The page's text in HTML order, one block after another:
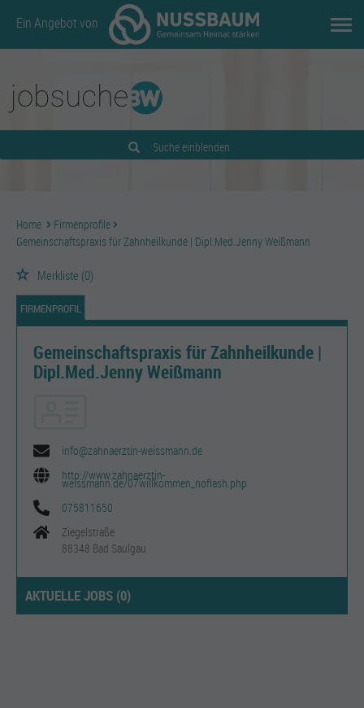
Ein Angebot von
Suche einblenden
Home
Firmenprofile
Gemeinschaftspraxis für Zahnheilkunde | Dipl.Med.Jenny Weißmann
Merkliste (0)
FIRMENPROFIL
Gemeinschaftspraxis für Zahnheilkunde |
Dipl.Med.Jenny Weißmann
info@zahnaerztin-weissmann.de
http://www.zahnaerztin-
weissmann.de/07willkommen_noflash.php
075811650
Ziegelstraße
88348 Bad Saulgau
AKTUELLE JOBS (0)